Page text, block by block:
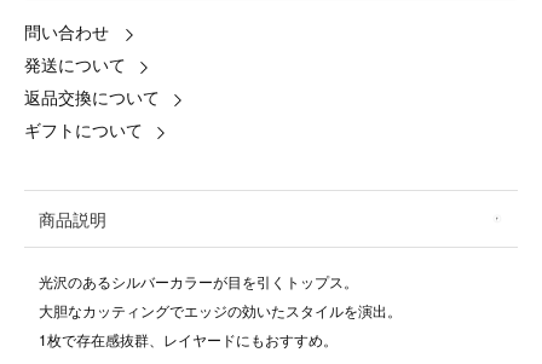
問い合わせ
発送について
返品交換について
ギフトについて
商品説明
光沢のあるシルバーカラーが目を引くトップス。
大胆なカッティングでエッジの効いたスタイルを演出。
1枚で存在感抜群、レイヤードにもおすすめ。